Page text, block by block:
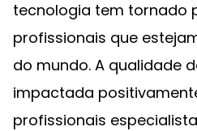
tecnologia tem tornado
profissionais que
do mundo. A qualidade
impactada
profissionais